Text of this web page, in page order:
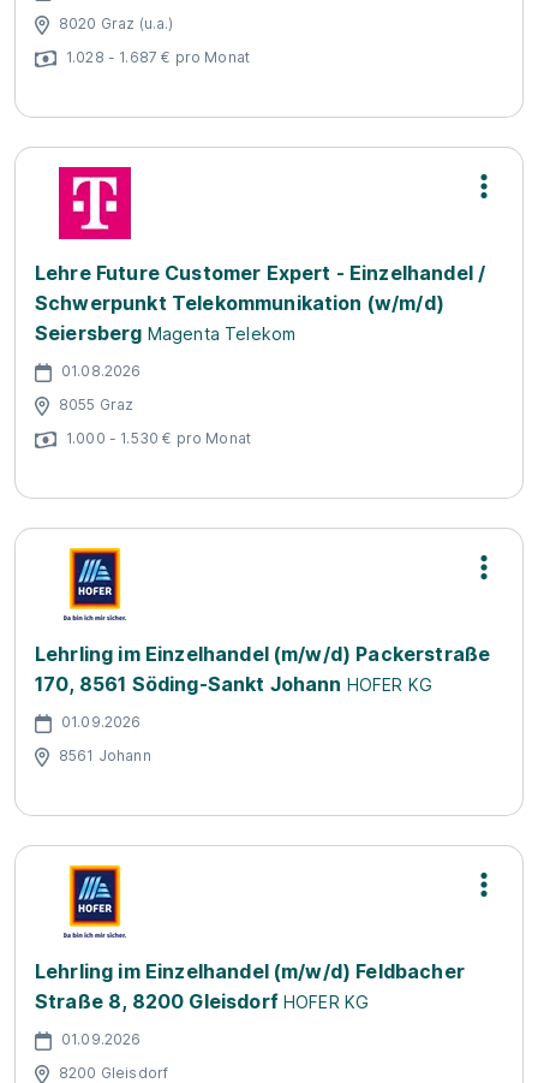
8020 Graz (u.a.)
1.028 - 1.687 € pro Monat
Lehre Future Customer Expert - Einzelhandel /
Schwerpunkt Telekommunikation (w/m/d)
Seiersberg Magenta Telekom
01.08.2026
8055 Graz
1.000 - 1.530 € pro Monat
Lehrling im Einzelhandel (m/w/d) Packerstraße
170, 8561 Söding-Sankt Johann HOFER KG
01.09.2026
8561 Johann
Lehrling im Einzelhandel (m/w/d) Feldbacher
Straße 8, 8200 Gleisdorf HOFER KG
01.09.2026
8200 Gleisdorf